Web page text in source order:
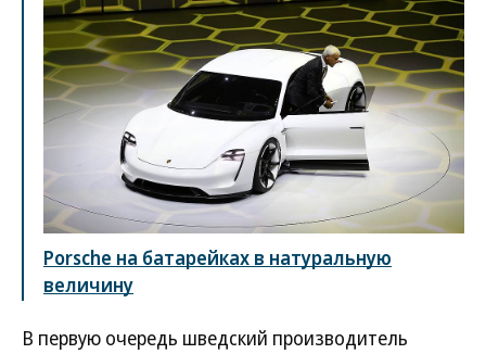
Porsche на батарейках в натуральную
величину
В первую очередь шведский производитель